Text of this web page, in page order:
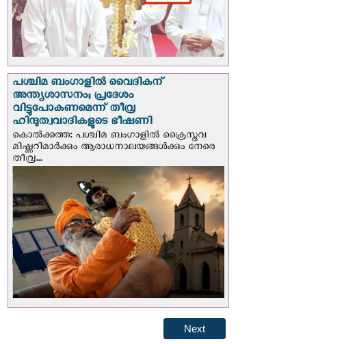
പശ്ചിമ ബംഗാളിൽ വൈദികന്
അന്ത്യശാസനം; പ്രദേശം
വിട്ടുപോകണമെന്ന് തീവ്ര
ഹിന്ദുത്വവാദികളുടെ ഭീഷണി
കൊല്‍ക്കത്ത: പശ്ചിമ ബംഗാളിൽ ക്രൈസ്തവ
മിഷ്ണറിമാർക്കും ആരാധനാലയങ്ങൾക്കും നേരെ
തീവ്ര...
Next